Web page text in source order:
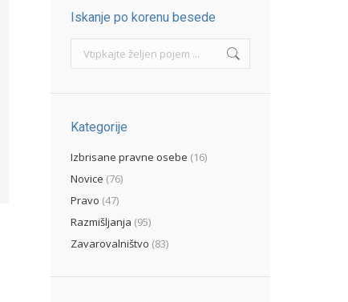
Iskanje po korenu besede
Search:
Kategorije
Izbrisane pravne osebe (16)
Novice (76)
Pravo (47)
Razmišljanja (95)
Zavarovalništvo (83)